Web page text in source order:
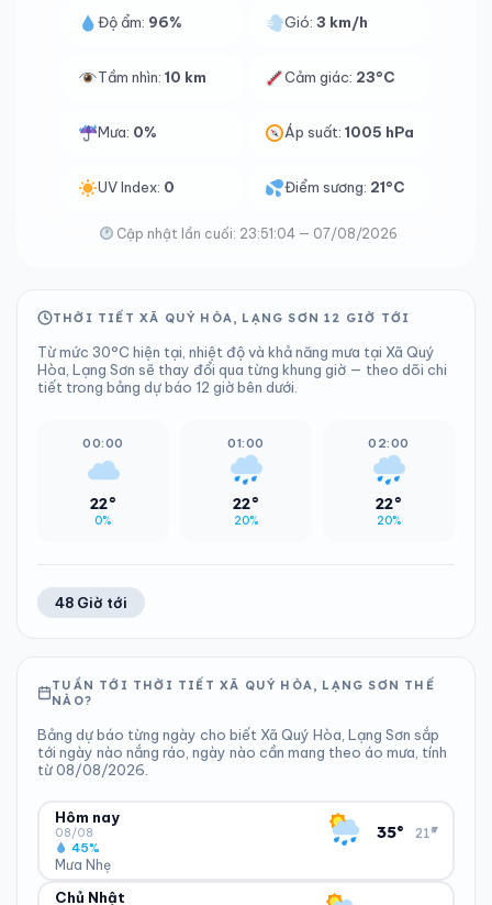
Độ ẩm: 96% Gió:3 km/h
Tầm nhìn: 10 km Cảm giác: 23°C
Mưa: 0% Áp suất:1005 hPa
UV Index: 0 Điểm sương: 21°C
Cập nhật lần cuối: 23:51:04 — 07/08/2026
THỜI TIẾT XÃ QUÝ HÒA, LẠNG SƠN 12 GIỜ TỚI
Từ mức 30°C hiện tại, nhiệt độ và khả năng mưa tại Xã Quý
Hòa, Lạng Sơn sẽ thay đổi qua từng khung giờ — theo dõi chi
tiết trong bảng dự báo 12 giờ bên dưới.
00:00
22°
0%
01:00
22°
20%
02:00
22°
20%
48 Giờ tới
TUẦN TỚI THỜI TIẾT XÃ QUÝ HÒA, LẠNG SƠN THẾ
NÀO?
Bảng dự báo từng ngày cho biết Xã Quý Hòa, Lạng Sơn sắp
tới ngày nào nắng ráo, ngày nào cần mang theo áo mưa, tính
từ 08/08/2026.
Hôm nay
08/08
Mưa Nhẹ
45%
35° 21°
▾
ĐỘ ẨM
Chủ Nhật